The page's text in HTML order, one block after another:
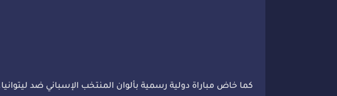
كما خاض مباراة دولية رسمية بألوان المنتخب الإسباني ضد